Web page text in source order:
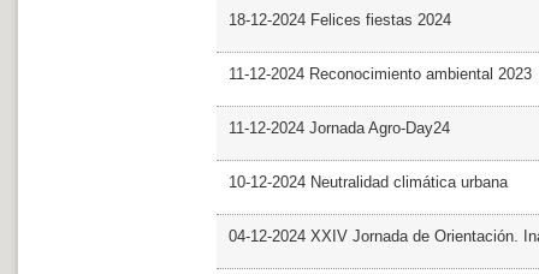
18-12-2024 Felices fiestas 2024
11-12-2024 Reconocimiento ambiental 2023
11-12-2024 Jornada Agro-Day24
10-12-2024 Neutralidad climática urbana
04-12-2024 XXIV Jornada de Orientación.